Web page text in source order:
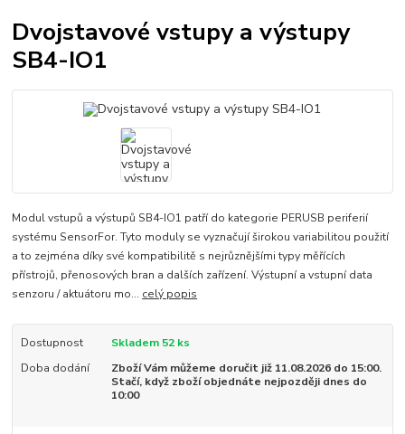
Dvojstavové vstupy a výstupy
SB4-IO1
Modul vstupů a výstupů SB4-IO1 patří do kategorie PERUSB periferií
systému SensorFor. Tyto moduly se vyznačují širokou variabilitou použití
a to zejména díky své kompatibilitě s nejrůznějšími typy měřících
přístrojů, přenosových bran a dalších zařízení. Výstupní a vstupní data
senzoru / aktuátoru mo... celý popis
Dostupnost
Skladem 52 ks
Doba dodání
Zboží Vám můžeme doručit již 11.08.2026 do 15:00.
Stačí, když zboží objednáte nejpozději dnes do
10:00